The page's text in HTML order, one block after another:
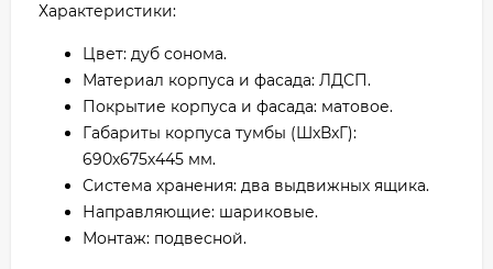
Характеристики:
Цвет: дуб сонома.
Материал корпуса и фасада: ЛДСП.
Покрытие корпуса и фасада: матовое.
Габариты корпуса тумбы (ШxВxГ):
690х675х445 мм.
Система хранения: два выдвижных ящика.
Направляющие: шариковые.
Монтаж: подвесной.